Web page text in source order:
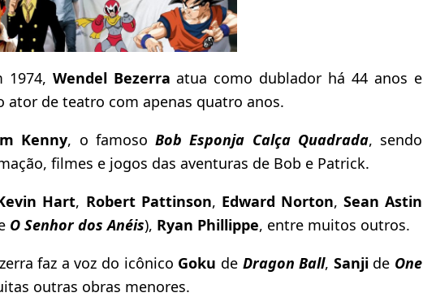
1974, Wendel Bezerra atua como dublador há 44 anos e
ator de teatro com apenas quatro anos.
Kenny, o famoso Bob Esponja Calça Quadrada, sendo
filmes e jogos das aventuras de Bob e Patrick.
Hart, Robert Pattinson, Edward Norton, Sean Astin
O Senhor dos Anéis), Ryan Phillippe, entre muitos outros.
faz a voz do icônico Goku de Dragon Ball, Sanjide One
outras obras menores.